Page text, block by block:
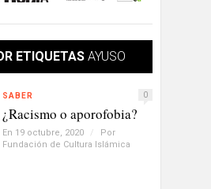
ETIQUETAS AYUSO
SABER 0
¿Racismo o aporofobia?
En 19 octubre, 2020 /
Por
Fundación de Cultura Islámica